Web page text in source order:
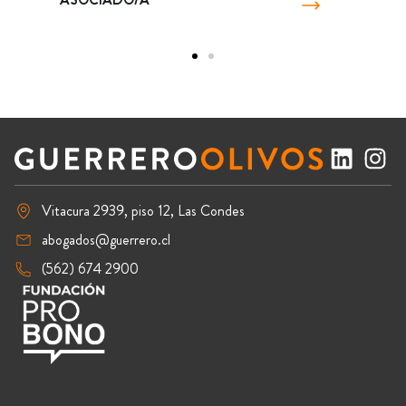
Vitacura 2939, piso 12, Las Condes
abogados@guerrero.cl
(562) 674 2900